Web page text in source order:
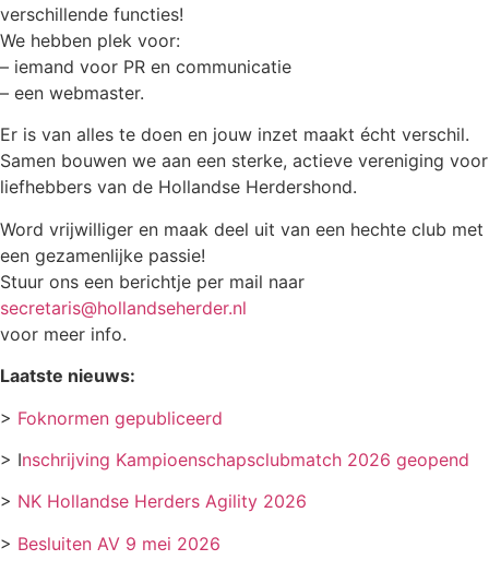
verschillende functies!
We hebben plek voor:
– iemand voor PR en communicatie
– een webmaster.
Er is van alles te doen en jouw inzet maakt écht verschil.
Samen bouwen we aan een sterke, actieve vereniging voor
liefhebbers van de Hollandse Herdershond.
Word vrijwilliger en maak deel uit van een hechte club met
een gezamenlijke passie!
Stuur ons een berichtje per mail naar
secretaris@hollandseherder.nl
voor meer info.
Laatste nieuws:
> Foknormen gepubliceerd
> Inschrijving Kampioenschapsclubmatch 2026 geopend
> NK Hollandse Herders Agility 2026
> Besluiten AV 9 mei 2026